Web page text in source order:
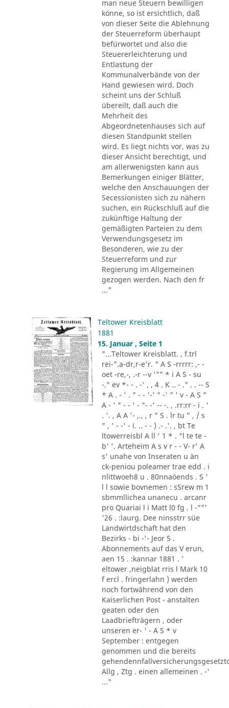
man neue Steuern bewilligen
könne, so ist ersichtlich, daß
von dieser Seite die Ablehnung
der Steuerreform überhaupt
befürwortet und also die
Steuererleichterung und
Entlastung der
Kommunalverbände von der
Hand gewiesen wird. Doch
scheint uns der Schluß
übereilt, daß auch die
Mehrheit des
Abgeordnetenhauses sich auf
diesen Standpunkt stellen
wird. Es liegt nichts vor, was zu
dieser Ansicht berechtigt, und
am allerwenigsten kann aus
Bemerkungen einiger Blätter,
welche den Anschauungen der
Secessionisten sich zu nähern
suchen, ein Rückschluß auf die
zukünftige Haltung der
gemäßigten Parteien zu dem
Verwendungsgesetz im
Besonderen, wie zu der
Steuerreform und zur
Regierung im Allgemeinen
gezogen werden. Nach den fr
..."
Teltower Kreisblatt
1881
15. Januar , Seite 1
"...Teltower Kreisblatt. , f.trl
rei-".a-dr,r-e'r. " A S -rrrrr: ,- -
oet -re,-, .-r --v '"" * i A S - su
-." ev *- - . -' , , 4 . K .. - ." . . -- S
* A . - ' . " - - '-' " -' " ' v - A S "
A - ' " - - ' - "- -' -- -. , .rr:rr - i . '
. '. , A A '- ,., , r " S . lr tu " , / s
" , ' - -' - i. .. - - ) .- .'. , bt Te
ltowerreisbl A ll ' 1 * . "l te te -
b' '. Arteheim A s v r - - V- r' A
s' unahe von Inseraten u än
ck-peniou poleamer trae edd . i
nlittwoeh8 u . 80nnaöends . S '
l l sowie bovnemen : sSrew m 1
sbmmllichea unanecu . arcanr
pro Quariai l i Matt l0 fg . l -""'
'26 . :laurg. Dee ninsstrr süe
Landwirtdschaft hat den
Bezirks - bi -'- Jeor 5 .
Abonnements auf das V erun,
aen 15 . :kannar 1881 . '
eltower ,neigblat rris l Mark 10
f ercl . fringerlahn ) werden
noch fortwährend von den
Kaiserlichen Post - anstalten
geaten oder den
Laadbriefträgern , oder
unseren er- ' - A S * v
September : entgegen
genommen und die bereits
Allg , Ztg . einen allemeinen . -'
..."